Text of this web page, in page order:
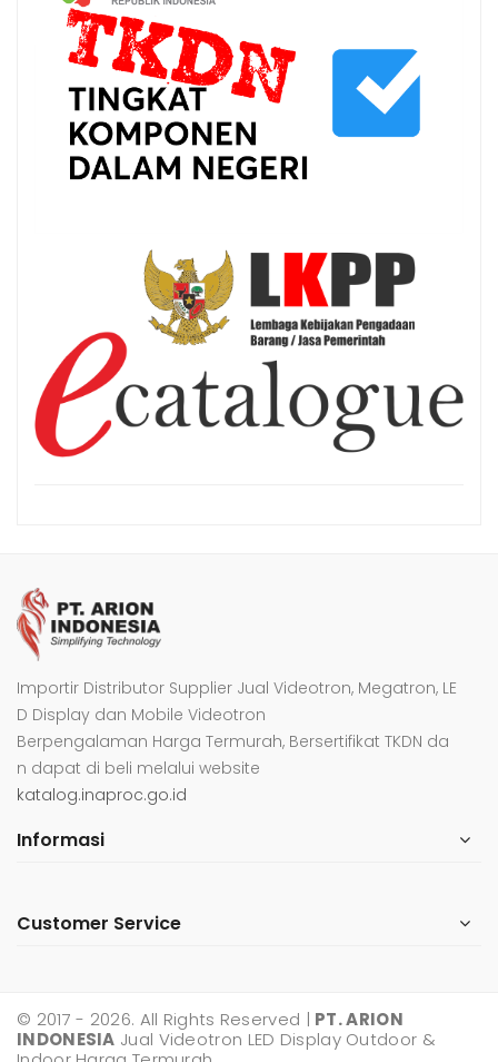
Importir Distributor Supplier Jual Videotron, Megatron, LE
D Display dan Mobile Videotron
Berpengalaman Harga Termurah, Bersertifikat TKDN da
n dapat di beli melalui website
katalog.inaproc.go.id
Informasi
Customer Service
© 2017 - 2026. All Rights Reserved | PT. ARION
INDONESIA Jual Videotron LED Display Outdoor &